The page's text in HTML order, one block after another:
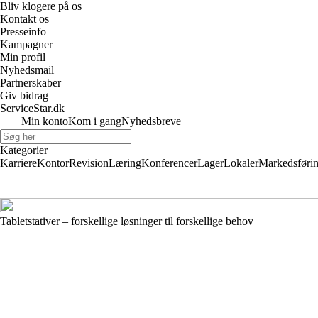
Bliv klogere på os
Kontakt os
Presseinfo
Kampagner
Min profil
Nyhedsmail
Partnerskaber
Giv bidrag
ServiceStar.dk
Min kontoKom i gangNyhedsbreve
Kategorier
KarriereKontorRevisionLæringKonferencerLagerLokaler
Tabletstativer – forskellige løsninger til forskellige behov